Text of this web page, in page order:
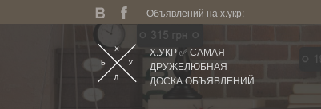
Объявлений на х.укр:
Х.УКР ✅ САМАЯ
ДРУЖЕЛЮБНАЯ
ДОСКА ОБЪЯВЛЕНИЙ